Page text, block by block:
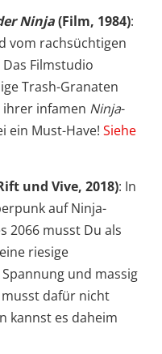
Ninja(Film, 1984):
vom rachsüchtigen
Filmstudio
Trash-Granaten
ihrer infamen Ninja-
ein Must-Have! Siehe
und Vive, 2018): In
auf Ninja-
2066 musst Du als
riesige
und massig
musst dafür nicht
kannst es daheim